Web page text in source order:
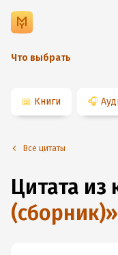
Что выбрать
📖 Книги 🎧
Все цитаты
Цитата из
(сборник)»